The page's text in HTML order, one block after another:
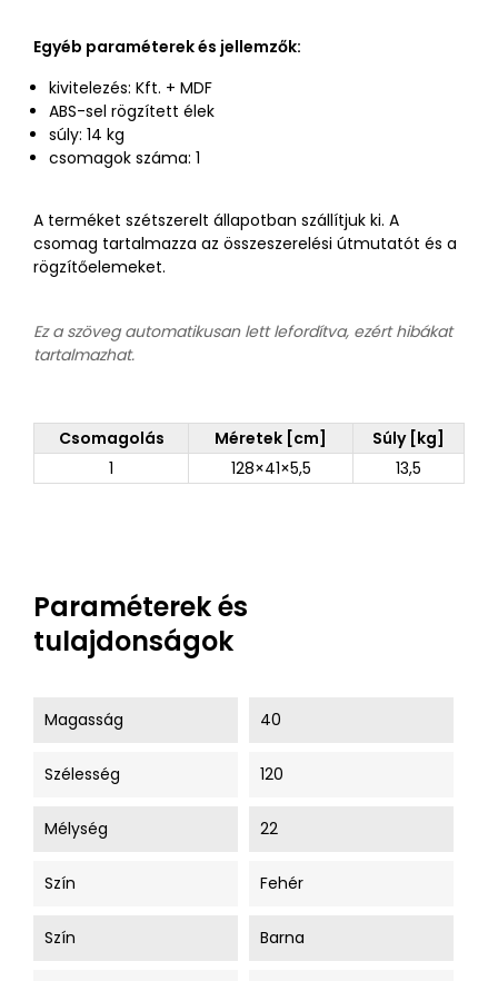
Egyéb paraméterek és jellemzők:
kivitelezés: Kft. + MDF
ABS-sel rögzített élek
súly: 14 kg
csomagok száma: 1
A terméket szétszerelt állapotban szállítjuk ki. A
csomag tartalmazza az összeszerelési útmutatót és a
rögzítőelemeket.
Ez a szöveg automatikusan lett lefordítva, ezért hibákat
tartalmazhat.
Csomagolás Méretek [cm]
Súly [kg]
1
128×41×5,5 13,5
Paraméterek és
tulajdonságok
Magasság 40
Szélesség 120
Mélység 22
Szín Fehér
Szín Barna